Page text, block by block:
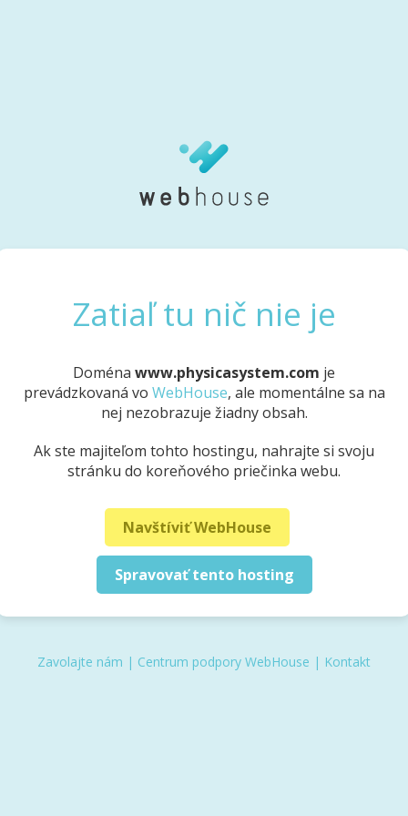
Zatiaľ tu nič nie je
Doména www.physicasystem.com je
prevádzkovaná vo WebHouse, ale momentálne sa na
nej nezobrazuje žiadny obsah.
Ak ste majiteľom tohto hostingu, nahrajte si svoju
stránku do koreňového priečinka webu.
Navštíviť WebHouse
Spravovať tento hosting
Zavolajte nám | Centrum podpory WebHouse | Kontakt